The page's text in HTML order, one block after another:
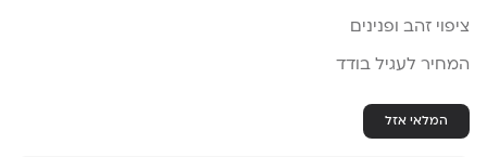
ציפוי זהב ופנינים
המחיר לעגיל בודד
המלאי אזל